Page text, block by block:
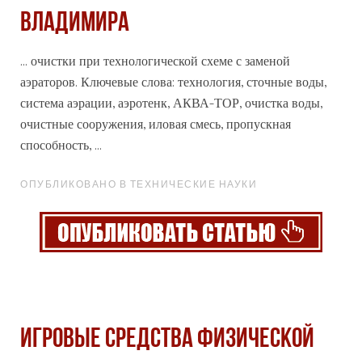
ВЛАДИМИРА
... очистки при технологической схеме с заменой
аэраторов. Ключевые слова: технология, сточные воды,
система аэрации, аэротенк, АКВА-ТОР, очистка воды,
очистные сооружения, иловая смесь, пропускная
способность, ...
ОПУБЛИКОВАНО В ТЕХНИЧЕСКИЕ НАУКИ
ИГРОВЫЕ СРЕДСТВА ФИЗИЧЕСКОЙ